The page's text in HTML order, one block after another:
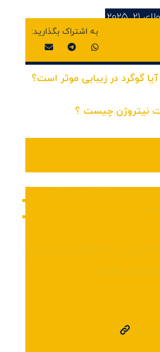
۲۱, ۲۰۲۵
گوگرد در زیبایی موثر است؟
نیتروژن چیست ؟